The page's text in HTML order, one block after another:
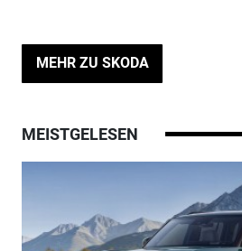
MEHR ZU SKODA
MEISTGELESEN